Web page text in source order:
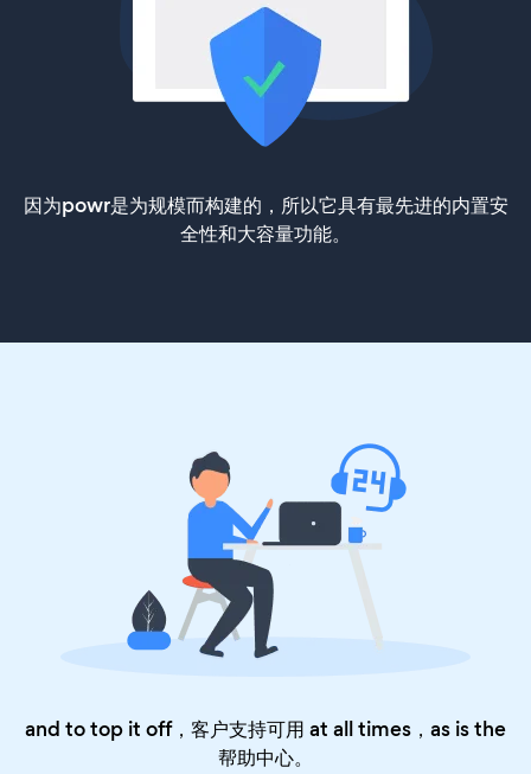
因为powr是为规模而构建的，所以它具有最先进的内置安
全性和大容量功能。
and to top it off，客户支持可用 at all times，as is the
帮助中心。